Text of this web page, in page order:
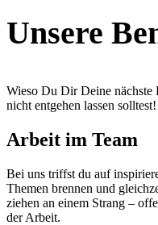
Unsere
Wieso Du Dir Deine nächste
nicht entgehen lassen solltest!
Arbeit im Team
Bei uns triffst du auf
Themen brennen und
ziehen an einem Strang –
der Arbeit.